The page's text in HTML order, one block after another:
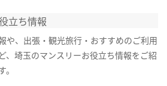
立ち情報
や、出張・観光旅行・おすすめのご利用
、埼玉のマンスリーお役立ち情報をご紹